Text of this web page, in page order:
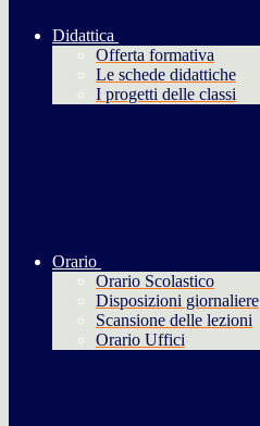
Didattica
Offerta formativa
Le schede didattiche
I progetti delle classi
Orario
Orario Scolastico
Disposizioni giornaliere
Scansione delle lezioni
Orario Uffici